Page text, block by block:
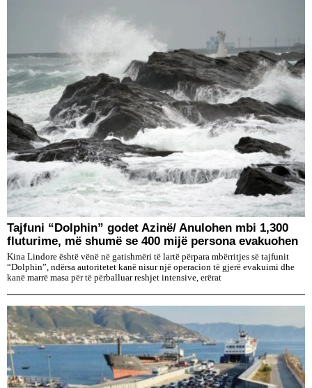
Tajfuni “Dolphin” godet Azinë/ Anulohen mbi 1,300
fluturime, më shumë se 400 mijë persona evakuohen
Kina Lindore është vënë në gatishmëri të lartë përpara mbërritjes së tajfunit
“Dolphin”, ndërsa autoritetet kanë nisur një operacion të gjerë evakuimi dhe
kanë marrë masa për të përballuar reshjet intensive, erërat